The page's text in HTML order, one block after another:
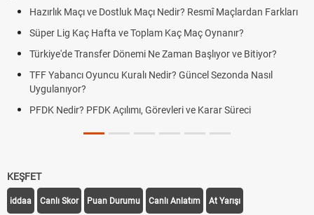
Hazırlık Maçı ve Dostluk Maçı Nedir? Resmî Maçlardan Farkları
Süper Lig Kaç Hafta ve Toplam Kaç Maç Oynanır?
Türkiye'de Transfer Dönemi Ne Zaman Başlıyor ve Bitiyor?
TFF Yabancı Oyuncu Kuralı Nedir? Güncel Sezonda Nasıl
Uygulanıyor?
PFDK Nedir? PFDK Açılımı, Görevleri ve Karar Süreci
KEŞFET
iddaa Canlı Skor Puan Durumu Canlı Anlatım At Yarışı